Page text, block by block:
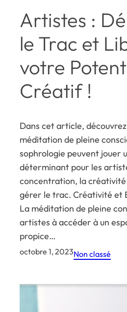
Artistes :
le Trac et
votre
Créatif !
Dans cet article,
méditation de pleine
sophrologie peuvent jouer
déterminant pour les
concentration, la
gérer le trac. Créativité et
La méditation de pleine
artistes à accéder à un
propice…
octobre 1, 2023Non classé